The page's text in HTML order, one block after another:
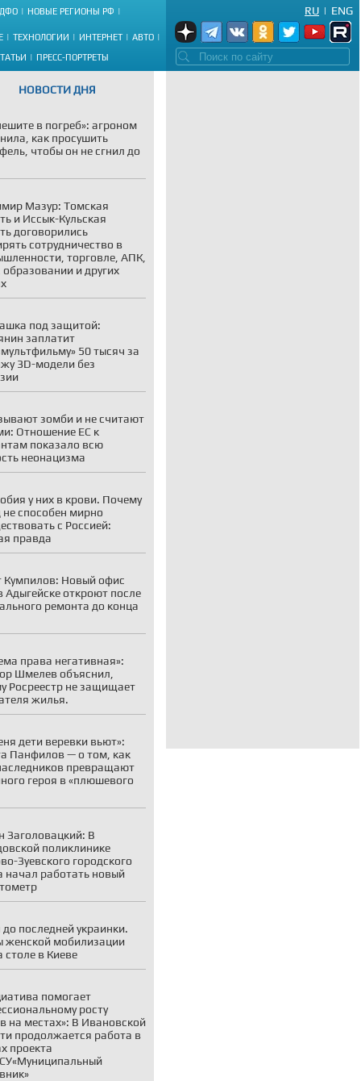
ДФО НОВЫЕ РЕГИОНЫ РФ
ТЕХНОЛОГИИ ИНТЕРНЕТ АВТО
ПРЕСС-ПОРТРЕТЫ
ENG
|
RU
НОВОСТИ ДНЯ
в погреб»: агроном
как просушить
чтобы он не сгнил до
Мазур: Томская
и Иссык-Кульская
договорились
сотрудничество в
торговле, АПК,
образовании и других
под защитой:
заплатит
50 тысяч за
3D-модели без
зомби и не считают
Отношение ЕС к
показало всю
неонацизма
у них в крови. Почему
не способен мирно
с Россией:
правда
Кумпилов: Новый офис
откроют после
ремонта до конца
права негативная»:
Шмелев объяснил,
Росреестр не защищает
жилья.
дети веревки вьют»:
Панфилов — о том, как
превращают
героя в «плюшевого
Заголовацкий: В
поликлинике
Зуевского городского
начал работать новый
до последней украинки.
женской мобилизации
столе в Киеве
помогает
росту
на местах»: В Ивановской
продолжается работа в
проекта